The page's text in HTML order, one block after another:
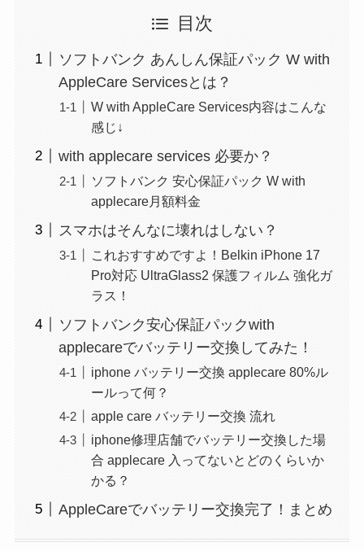
目次
ソフトバンク あんしん保証パック W with
AppleCare Servicesとは？
W with AppleCare Services内容はこんな
感じ↓
with applecare services 必要か？
ソフトバンク 安心保証パック W with
applecare月額料金
スマホはそんなに壊れはしない？
これおすすめですよ！Belkin iPhone 17
Pro対応 UltraGlass2 保護フィルム 強化ガ
ラス！
ソフトバンク安心保証パックwith
applecareでバッテリー交換してみた！
iphone バッテリー交換 applecare 80%ル
ールって何？
apple care バッテリー交換 流れ
iphone修理店舗でバッテリー交換した場
合 applecare 入ってないとどのくらいか
かる？
AppleCareでバッテリー交換完了！まとめ